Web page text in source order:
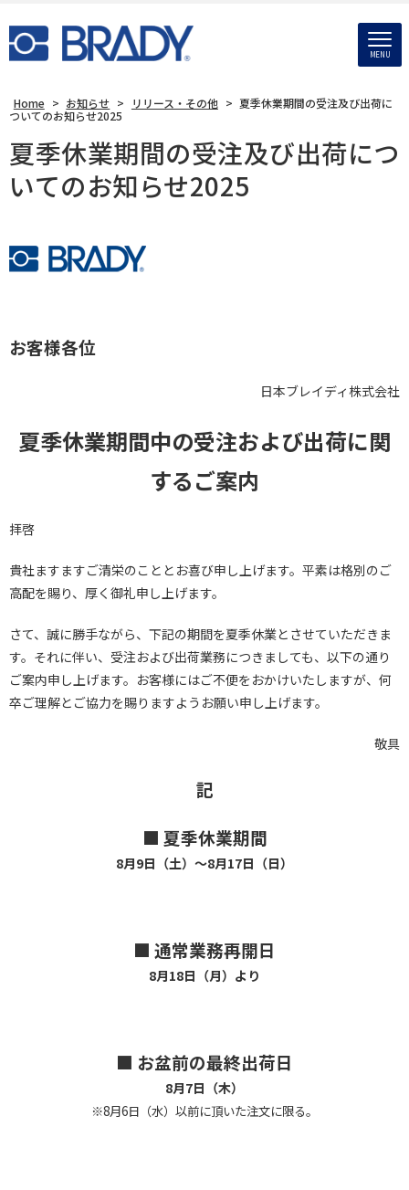
MENU
Home > お知らせ > リリース・その他 > 夏季休業期間の受注及び出荷に
ついてのお知らせ2025
夏季休業期間の受注及び出荷につ
いてのお知らせ2025
お客様各位
日本ブレイディ株式会社
夏季休業期間中の受注および出荷に関
するご案内
拝啓
貴社ますますご清栄のこととお喜び申し上げます。平素は格別のご
高配を賜り、厚く御礼申し上げます。
さて、誠に勝手ながら、下記の期間を夏季休業とさせていただきま
す。それに伴い、受注および出荷業務につきましても、以下の通り
ご案内申し上げます。お客様にはご不便をおかけいたしますが、何
卒ご理解とご協力を賜りますようお願い申し上げます。
敬具
記
■ 夏季休業期間
8月9日（土）～8月17日（日）
■ 通常業務再開日
8月18日（月）より
■ お盆前の最終出荷日
8月7日（木）
※8月6日（水）以前に頂いた注文に限る。